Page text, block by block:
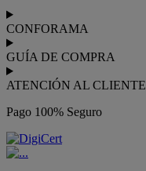
CONFORAMA
GUÍA DE COMPRA
ATENCIÓN AL CLIENTE
Pago 100% Seguro